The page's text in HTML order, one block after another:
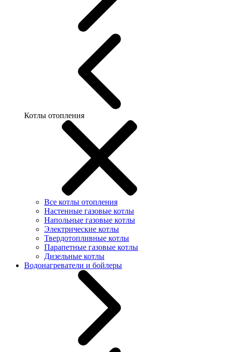
Котлы отопления
Все котлы отопления
Настенные газовые котлы
Напольные газовые котлы
Электрические котлы
Твердотопливные котлы
Парапетные газовые котлы
Дизельные котлы
Водонагреватели и бойлеры